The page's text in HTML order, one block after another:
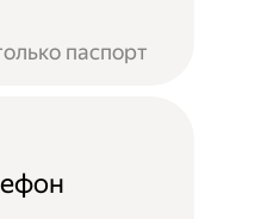
паспорт